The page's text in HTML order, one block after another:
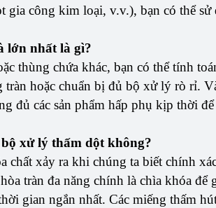
gia công kim loại, v.v.), bạn có thể
lớn nhất là gì?
thùng chứa khác, bạn có thể tính
tràn hoặc chuẩn bị đủ bộ xử lý rò rỉ.
đủ các sản phẩm hấp phụ kịp thời
xử lý thấm dột không?
chất xảy ra khi chúng ta biết chính
tràn đa năng chính là chìa khóa để
gian ngắn nhất. Các miếng thấm